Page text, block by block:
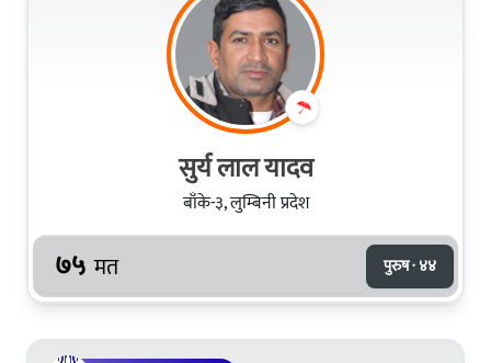
सुर्य लाल यादव
बाँके-३, लुम्बिनी प्रदेश
७५ मत पुरुष · ४४